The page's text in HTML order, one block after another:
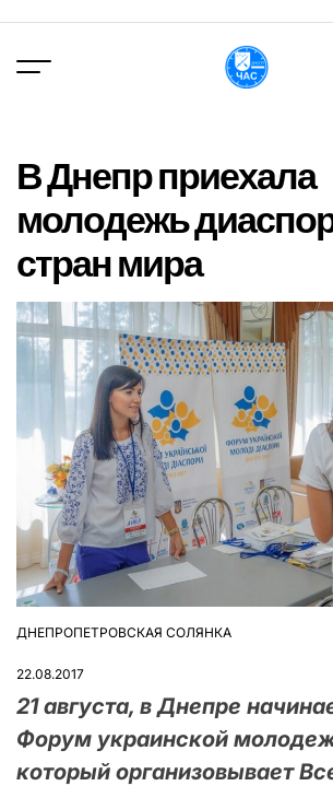
вмісту
В Днепр приехала
молодежь
стран мира
ОПУБЛІКУВАТИ
ДНЕПРОПЕТРОВСКАЯ СОЛЯНКА
22.08.2017
21 августа, в Днепре
Форум украинской
который организовывает